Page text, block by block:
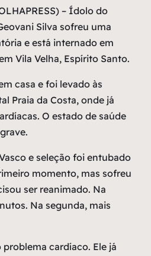
– Ídolo do
Silva sofreu uma
e está internado em
Vila Velha, Espírito Santo.
casa e foi levado às
Praia da Costa, onde já
O estado de saúde
e seleção foi entubado
momento, mas sofreu
ser reanimado. Na
Na segunda, mais
problema cardíaco. Ele já